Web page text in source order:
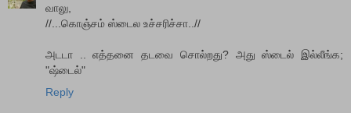
வாலு,
//...கொஞ்சம் ஸ்டைல உச்சரிச்சா..//
அடடா .. எத்தனை தடவை சொல்றது? அது ஸ்டைல் இல்லீங்க;
"ஷ்டைல்"
Reply